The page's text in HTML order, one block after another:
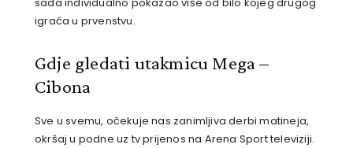
igrača u prvenstvu.
Gdje gledati utakmicu Mega –
Cibona
Sve u svemu, očekuje nas zanimljiva derbi matineja,
okršaj u podne uz tv prijenos na Arena Sport televiziji.